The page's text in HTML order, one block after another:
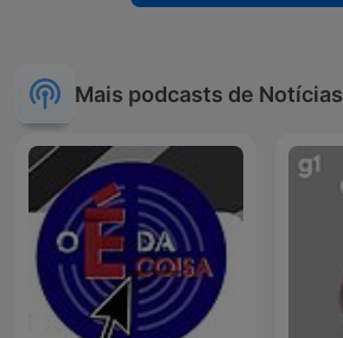
Mais podcasts de Notícias